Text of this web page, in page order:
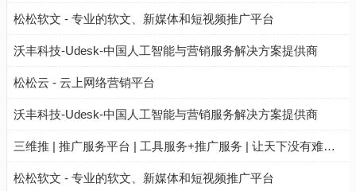
松松软文 - 专业的软文、新媒体和短视频推广平台
沃丰科技-Udesk-中国人工智能与营销服务解决方案提供商
松松云 - 云上网络营销平台
沃丰科技-Udesk-中国人工智能与营销服务解决方案提供商
三维推 | 推广服务平台 | 工具服务+推广服务 | 让天下没有难做的推广
松松软文 - 专业的软文、新媒体和短视频推广平台